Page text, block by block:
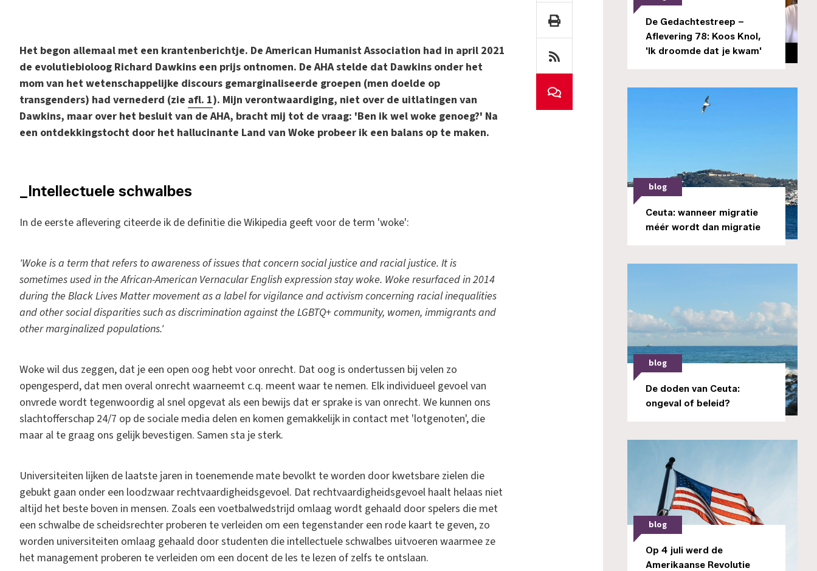
Het begon allemaal met een krantenberichtje. De American Humanist Association had in april 2021
de evolutiebioloog Richard Dawkins een prijs ontnomen. De AHA stelde dat Dawkins onder het
mom van het wetenschappelijke discours gemarginaliseerde groepen (men doelde op
transgenders) had vernederd (zie afl. 1). Mijn verontwaardiging, niet over de uitlatingen van
Dawkins, maar over het besluit van de AHA, bracht mij tot de vraag: 'Ben ik wel woke genoeg?' Na
een ontdekkingstocht door het hallucinante Land van Woke probeer ik een balans op te maken.
_Intellectuele schwalbes
In de eerste aflevering citeerde ik de definitie die Wikipedia geeft voor de term 'woke':
'Woke is a term that refers to awareness of issues that concern social justice and racial justice. It is
sometimes used in the African-American Vernacular English expression stay woke. Woke resurfaced in 2014
during the Black Lives Matter movement as a label for vigilance and activism concerning racial inequalities
and other social disparities such as discrimination against the LGBTQ+ community, women, immigrants and
other marginalized populations.'
Woke wil dus zeggen, dat je een open oog hebt voor onrecht. Dat oog is ondertussen bij velen zo
opengesperd, dat men overal onrecht waarneemt c.q. meent waar te nemen. Elk individueel gevoel van
onvrede wordt tegenwoordig al snel opgevat als een bewijs dat er sprake is van onrecht. We kunnen ons
slachtofferschap 24/7 op de sociale media delen en komen gemakkelijk in contact met 'lotgenoten', die
maar al te graag ons gelijk bevestigen. Samen sta je sterk.
Universiteiten lijken de laatste jaren in toenemende mate bevolkt te worden door kwetsbare zielen die
gebukt gaan onder een loodzwaar rechtvaardigheidsgevoel. Dat rechtvaardigheidsgevoel haalt helaas niet
altijd het beste boven in mensen. Zoals een voetbalwedstrijd omlaag wordt gehaald door spelers die met
een schwalbe de scheidsrechter proberen te verleiden om een tegenstander een rode kaart te geven, zo
worden universiteiten omlaag gehaald door studenten die intellectuele schwalbes uitvoeren waarmee ze
het management proberen te verleiden om een docent de les te lezen of zelfs te ontslaan.
De Gedachtestreep –
Aflevering 78: Koos Knol,
'Ik droomde dat je kwam'
blog
Ceuta: wanneer migratie
méér wordt dan migratie
blog
De doden van Ceuta:
ongeval of beleid?
blog
Op 4 juli werd de
Amerikaanse Revolutie